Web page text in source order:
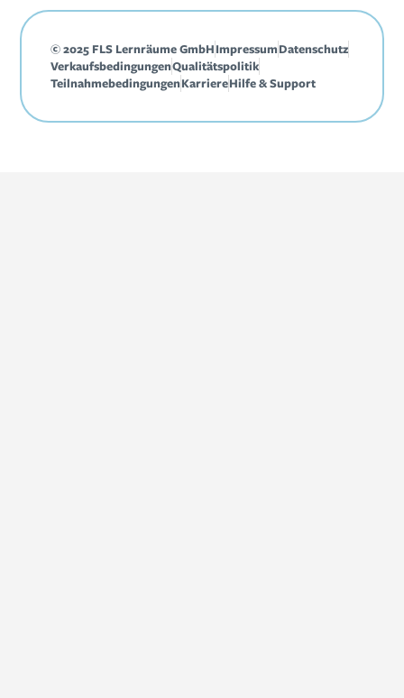
© 2025 FLS Lernräume GmbHImpressumDatenschutz
VerkaufsbedingungenQualitätspolitik
TeilnahmebedingungenKarriereHilfe & Support